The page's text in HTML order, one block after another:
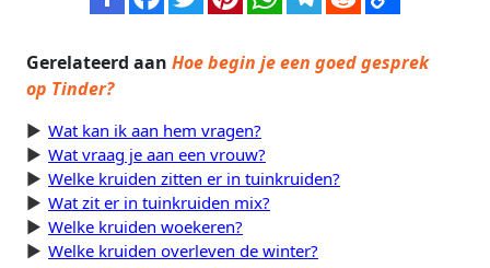
Gerelateerd aan Hoe begin je een goed gesprek
op Tinder?
Wat kan ik aan hem vragen?
Wat vraag je aan een vrouw?
Welke kruiden zitten er in tuinkruiden?
Wat zit er in tuinkruiden mix?
Welke kruiden woekeren?
Welke kruiden overleven de winter?